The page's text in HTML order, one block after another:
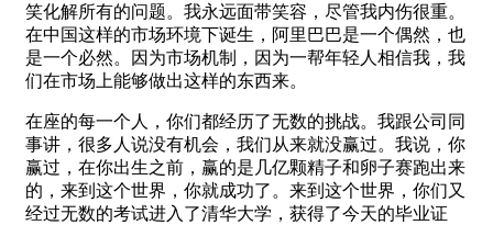
笑化解所有的问题。我永远面带笑容，尽管我内伤很重。
在中国这样的市场环境下诞生，阿里巴巴是一个偶然，也
是一个必然。因为市场机制，因为一帮年轻人相信我，我
们在市场上能够做出这样的东西来。
在座的每一个人，你们都经历了无数的挑战。我跟公司同
事讲，很多人说没有机会，我们从来就没赢过。我说，你
赢过，在你出生之前，赢的是几亿颗精子和卵子赛跑出来
的，来到这个世界，你就成功了。来到这个世界，你们又
经过无数的考试进入了清华大学，获得了今天的毕业证